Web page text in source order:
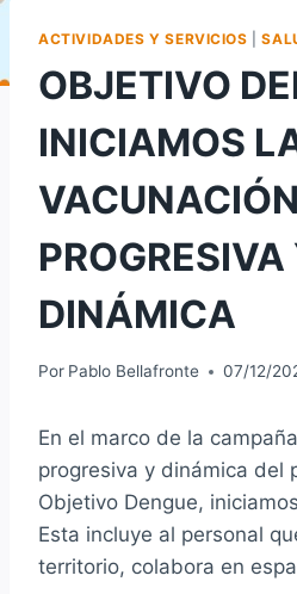
ACTIVIDADES Y SERVICIOS |
OBJETIVO
INICIAMOS
VACUNACIÓN
PROGRESIVA
DINÁMICA
Por Pablo Bellafronte 07/12/
En el marco de la
progresiva y dinámica del
Objetivo Dengue,
Esta incluye al personal
territorio, colabora en